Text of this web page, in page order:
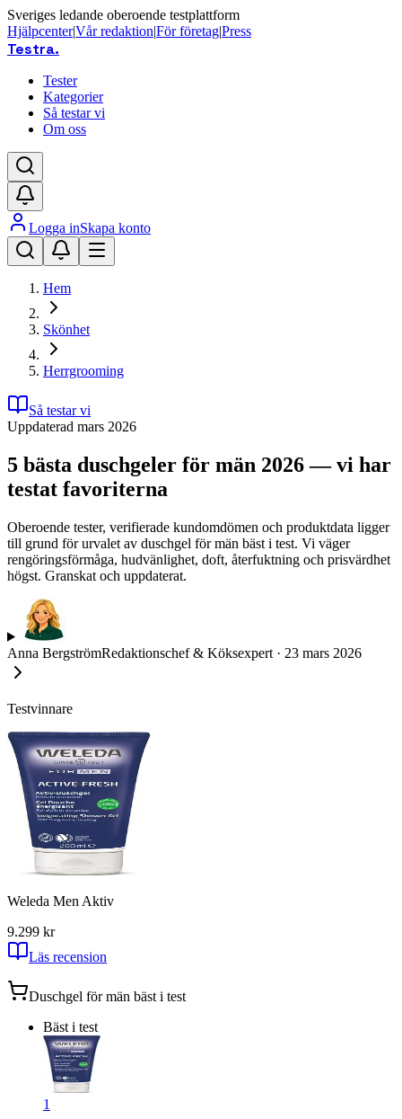
Sveriges ledande oberoende testplattform
Hjälpcenter|Vår redaktion|För företag|Press
Testra.
Tester
Kategorier
Så testar vi
Om oss
Logga inSkapa konto
Hem
Skönhet
Herrgrooming
Så testar vi
Uppdaterad mars 2026
5 bästa duschgeler för män 2026 — vi har
testat favoriterna
Oberoende tester, verifierade kundomdömen och produktdata ligger
till grund för urvalet av duschgel för män bäst i test. Vi väger
rengöringsförmåga, hudvänlighet, doft, återfuktning och prisvärdhet
högst. Granskat och uppdaterat.
Anna BergströmRedaktionschef & Köksexpert · 23 mars 2026
Testvinnare
Weleda Men Aktiv
9.299 kr
Läs recension
Duschgel för män bäst i test
Bäst i test
1